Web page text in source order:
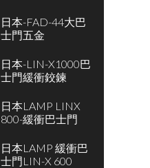
日本-FAD-44大巴
士門五金
日本-LIN-X1000巴
士門緩衝鉸鍊
日本LAMP LINX
800-緩衝巴士門
日本LAMP 緩衝巴
士門LIN-X 600